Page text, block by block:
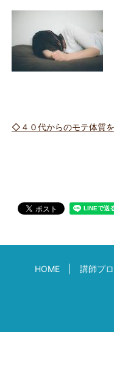
◇４０代からのモテ体質
HOME 講師プ